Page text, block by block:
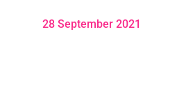
28 September 2021